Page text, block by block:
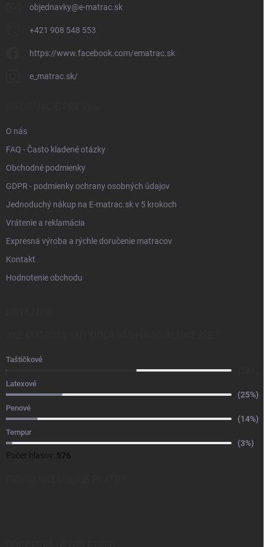
objednavky@e-matrac.sk
+421 908 548 553
https://www.facebook.com/ematrac.sk
e_matrac.sk/
O nás
FAQ - Často kladené otázky
Obchodné podmienky
GDPR - podmienky ochrany osobných údajov
Jednoduchý nákup na E-matrac.sk v 5 krokoch
Vrátenie a reklamácia
Expresná výroba a rýchle doručenie matracov
Kontakt
Hodnotenie obchodu
Taštičkové
Latexové
(25%)
Penové
(14%)
Tempur
(3%)
Počet hlasov: 576